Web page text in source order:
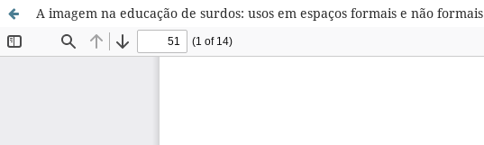
A imagem na educação de surdos: usos em espaços formais e não